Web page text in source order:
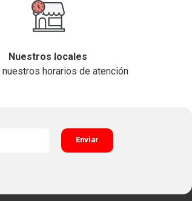
Nuestros locales
nuestros horarios de atención
Enviar